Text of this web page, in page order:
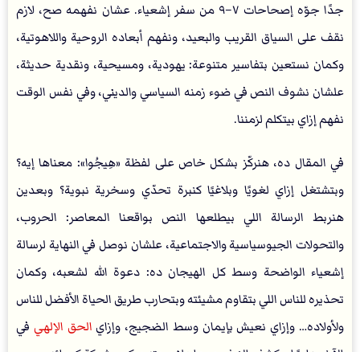
جدًا جوّه إصحاحات ٧–٩ من سفر إشعياء. عشان نفهمه صح، لازم
نقف على السياق القريب والبعيد، ونفهم أبعاده الروحية واللاهوتية،
وكمان نستعين بتفاسير متنوعة: يهودية، ومسيحية، ونقدية حديثة،
علشان نشوف النص في ضوء زمنه السياسي والديني، وفي نفس الوقت
نفهم إزاي بيتكلم لزمننا.
في المقال ده، هنركّز بشكل خاص على لفظة «هِيجُوا»: معناها إيه؟
وبتشتغل إزاي لغويًا وبلاغيًا كنبرة تحدّي وسخرية نبوية؟ وبعدين
هنربط الرسالة اللي بيطلعها النص بواقعنا المعاصر: الحروب،
والتحولات الجيوسياسية والاجتماعية، علشان نوصل في النهاية لرسالة
إشعياء الواضحة وسط كل الهيجان ده: دعوة الله لشعبه، وكمان
تحذيره للناس اللي بتقاوم مشيئته وبتحارب طريق الحياة الأفضل للناس
ولأولاده… وإزاي نعيش بإيمان وسط الضجيج، وإزاي الحق الإلهي في